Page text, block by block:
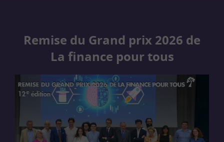
Remise du Grand prix 2026 de
La finance pour tous